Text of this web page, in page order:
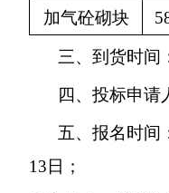
加气砼砌块
三、到货时间
四、投标申请
五、报名时间
13 日；